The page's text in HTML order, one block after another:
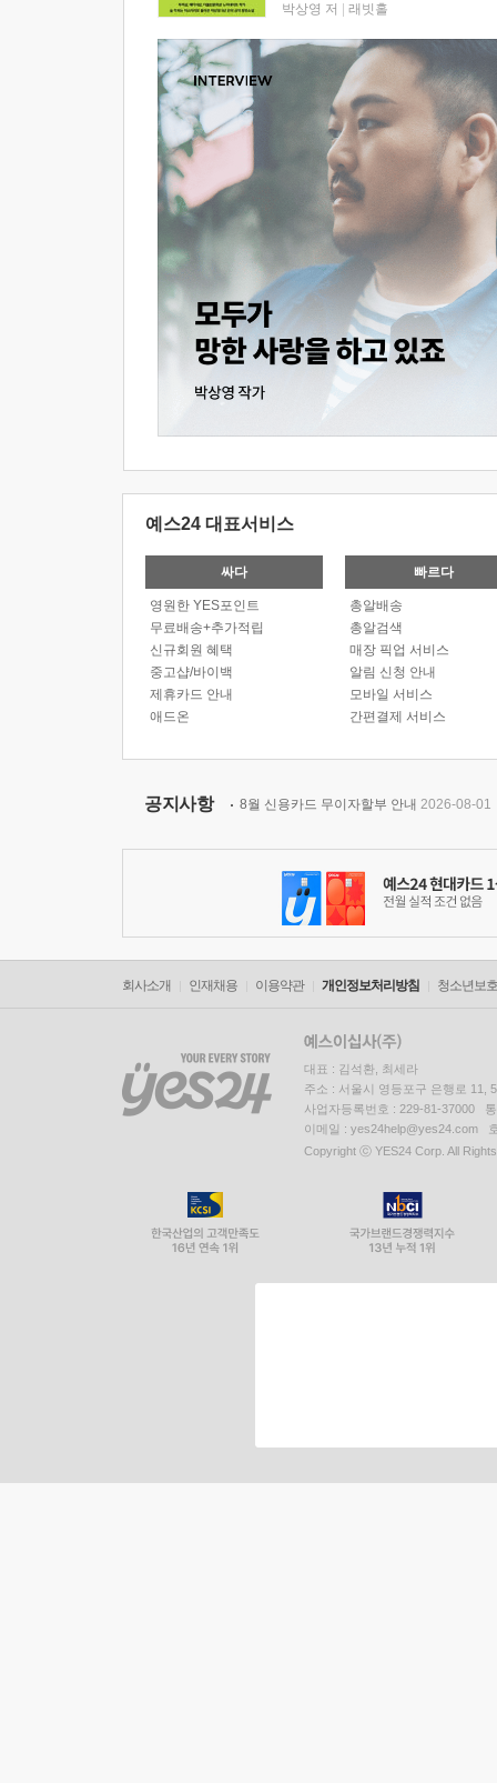
박상영 저 래빗홀
예스24 대표서비스
싸다
영원한 YES포인트
무료배송+추가적립
신규회원 혜택
중고샵/바이백
제휴카드 안내
애드온
빠르다
총알배송
총알검색
매장 픽업 서비스
알림 신청 안내
모바일 서비스
간편결제 서비스
공지사항 8월 신용카드 무이자할부 안내 2026-08-01
회사소개 인재채용 이용약관 개인정보처리방침 청소년보
대표 : 김석환, 최세라
주소 : 서울시 영등포구 은행로 11,
사업자등록번호 : 229-81-37000
이메일 : yes24help@yes24.com
Copyright ⓒ YES24 Corp. All